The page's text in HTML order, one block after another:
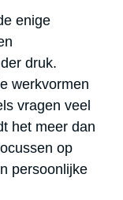
enige
druk.
werkvormen
vragen veel
het meer dan
op
persoonlijke